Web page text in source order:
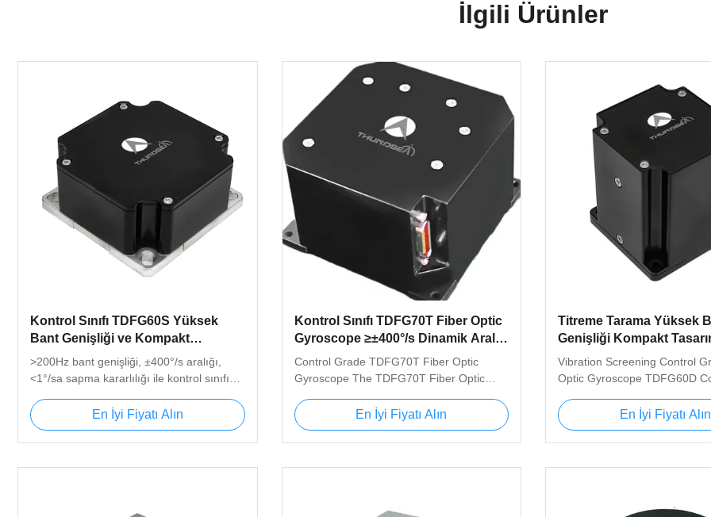
İlgili Ürünler
Kontrol Sınıfı TDFG60S Yüksek
Bant Genişliği ve Kompakt
Tasarımlı Fiber Optik Giroskop
>200Hz bant genişliği, ±400°/s aralığı,
<1°/sa sapma kararlılığı ile kontrol sınıfı
endüstriyel kontrol için kompakt, hafif,
tamamen katı hal tasarımı.
En İyi Fiyatı Alın
Kontrol Sınıfı TDFG70T Fiber Optic
Gyroscope ≥±400°/s Dinamik Aralık,
0.5°/h~0.2°/h Doğruluk ve ≤500g
Ağırlık
Control Grade TDFG70T Fiber Optic
Gyroscope The TDFG70T Fiber Optic
velocity sensor that utilizes the Sagnac
optical effect with an all-digital closed-loop
architecture. This high-performance
Product Configurations Available in single-
En İyi Fiyatı Alın
Titreme Tarama Yüksek
Genişliği Kompakt
Kontrolü Derecesi Fiber
Giroskop TDFG60D
Vibration Screening Control
Optic Gyroscope TDFG60D
Introduction The fiber optic
an angular velocity sensor
optical Sagnac effect, utilizing
real time through a serial
En İyi Fiyatı Alın